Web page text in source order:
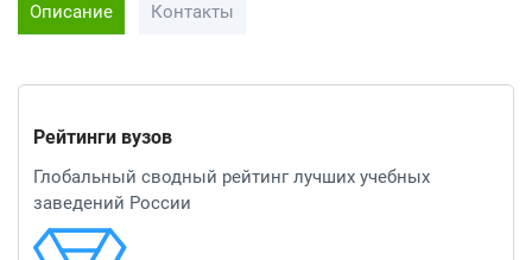
Описание Контакты
Рейтинги вузов
Глобальный сводный рейтинг лучших учебных
заведений России